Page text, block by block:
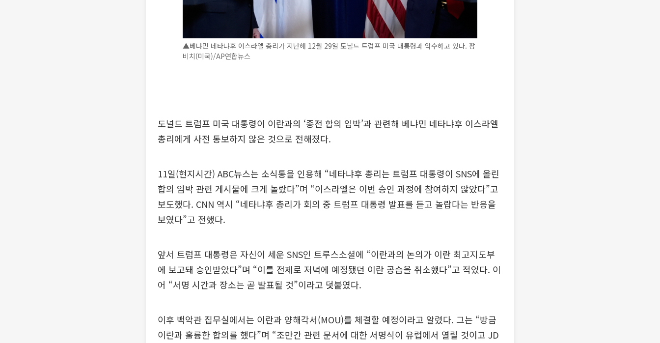
▲베냐민 네타냐후 이스라엘 총리가 지난해 12월 29일 도널드 트럼프 미국 대통령과 악수하고 있다. 팜
비치(미국)/AP연합뉴스
도널드 트럼프 미국 대통령이 이란과의 ‘종전 합의 임박’과 관련해 베냐민 네타냐후 이스라엘
총리에게 사전 통보하지 않은 것으로 전해졌다.
11일(현지시간) ABC뉴스는 소식통을 인용해 “네타냐후 총리는 트럼프 대통령이 SNS에 올린
합의 임박 관련 게시물에 크게 놀랐다”며 “이스라엘은 이번 승인 과정에 참여하지 않았다”고
보도했다. CNN 역시 “네타냐후 총리가 회의 중 트럼프 대통령 발표를 듣고 놀랍다는 반응을
보였다”고 전했다.
앞서 트럼프 대통령은 자신이 세운 SNS인 트루스소셜에 “이란과의 논의가 이란 최고지도부
에 보고돼 승인받았다”며 “이를 전제로 저녁에 예정됐던 이란 공습을 취소했다”고 적었다. 이
어 “서명 시간과 장소는 곧 발표될 것”이라고 덧붙였다.
이후 백악관 집무실에서는 이란과 양해각서(MOU)를 체결할 예정이라고 알렸다. 그는 “방금
이란과 훌륭한 합의를 했다”며 “조만간 관련 문서에 대한 서명식이 유럽에서 열릴 것이고 JD